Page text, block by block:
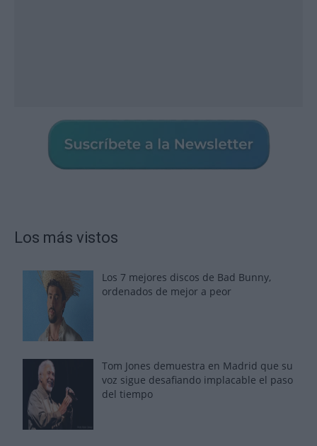
Los más vistos
Los 7 mejores discos de Bad Bunny,
ordenados de mejor a peor
Tom Jones demuestra en Madrid que su
voz sigue desafiando implacable el paso
del tiempo